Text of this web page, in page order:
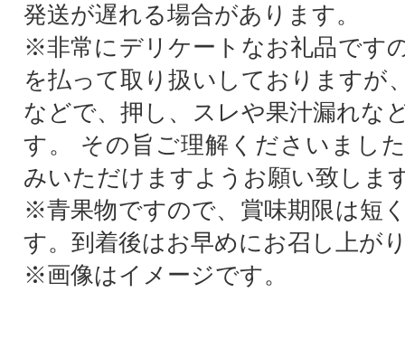
発送が遅れる場合があります。
※非常にデリケートなお礼品です
を払って取り扱いしておりますが
などで、押し、スレや果汁漏れな
す。 その旨ご理解くださいまし
みいただけますようお願い致しま
※青果物ですので、賞味期限は短
す。到着後はお早めにお召し上が
※画像はイメージです。